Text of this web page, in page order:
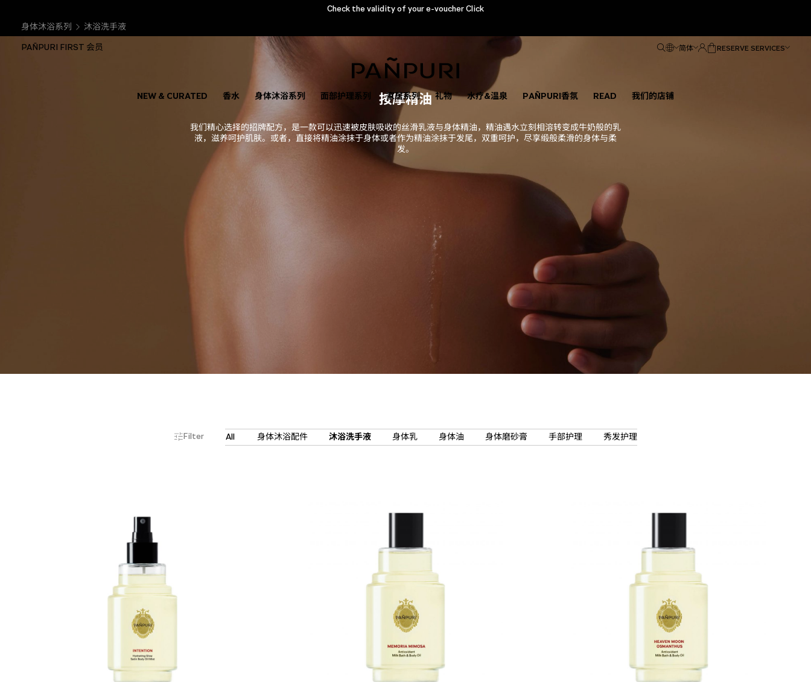
Check the validity of your e-voucher Click
身体沐浴系列
沐浴洗手液
PAÑPURI FIRST 会员
简体 RESERVE SERVICES
NEW & CURATED 香水 身体沐浴系列 面部护理系列 家居系列 礼物 水疗&温泉 PAÑPURI香氛 READ 我们的店铺
按摩精油
我们精心选择的招牌配方，是一款可以迅速被皮肤吸收的丝滑乳液与身体精油，精油遇水立刻相溶转变成牛奶般的乳
液，滋养呵护肌肤。或者，直接将精油涂抹于身体或者作为精油涂抹于发尾，双重呵护，尽享缎般柔滑的身体与柔
发。
Filter